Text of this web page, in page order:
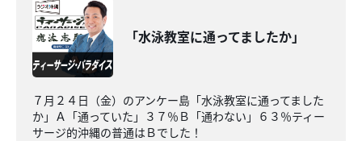
「水泳教室に通ってましたか」
７月２４日（金）のアンケー島「水泳教室に通ってました
か」Ａ「通っていた」３７％Ｂ「通わない」６３％ティー
サージ的沖縄の普通はＢでした！